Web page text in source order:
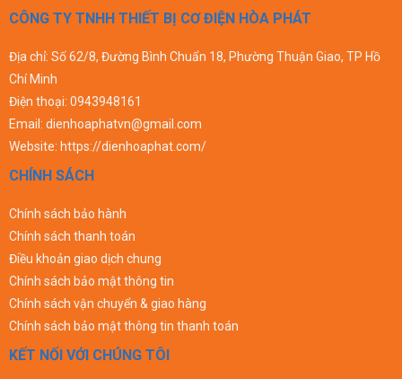
CÔNG TY TNHH THIẾT BỊ CƠ ĐIỆN HÒA PHÁT
Địa chỉ: Số 62/8, Đường Bình Chuẩn 18, Phường Thuận Giao, TP Hồ
Chí Minh
Điện thoại: 0943948161
Email: dienhoaphatvn@gmail.com
Website: https://dienhoaphat.com/
CHÍNH SÁCH
Chính sách bảo hành
Chính sách thanh toán
Điều khoản giao dịch chung
Chính sách bảo mật thông tin
Chính sách vận chuyển & giao hàng
Chính sách bảo mật thông tin thanh toán
KẾT NỐI VỚI CHÚNG TÔI